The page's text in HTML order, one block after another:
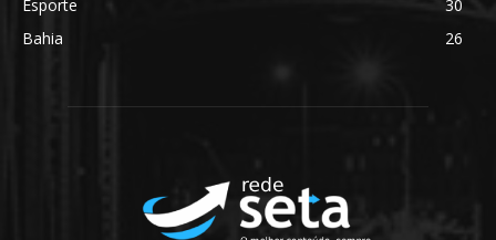
Esporte
30
Bahia
26